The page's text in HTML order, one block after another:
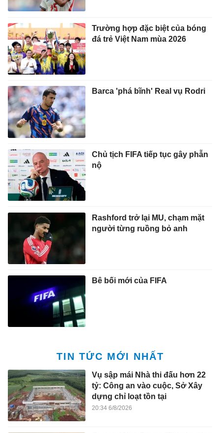
Trường hợp đặc biệt của bóng
đá trẻ Việt Nam mùa 2026
Barca 'phá bĩnh' Real vụ Rodri
Chủ tịch FIFA tiếp tục gây phẫn
nộ
Rashford trở lại MU, chạm mặt
người từng ruồng bỏ anh
Bê bối mới của FIFA
TIN TỨC MỚI NHẤT
Vụ sập mái Nhà thi đấu hơn 22
tỷ: Công an vào cuộc, Sở Xây
dựng chỉ loạt tồn tại
20:34 6/8/2026